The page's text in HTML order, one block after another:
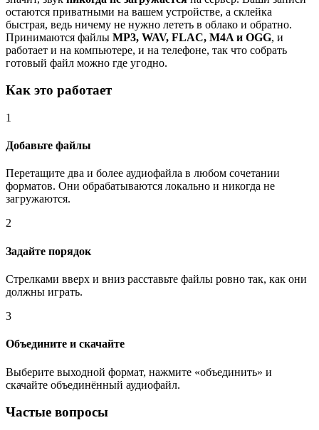
остаются приватными на вашем устройстве, а склейка
быстрая, ведь ничему не нужно лететь в облако и обратно.
Принимаются файлы MP3, WAV, FLAC, M4A и OGG, и
работает и на компьютере, и на телефоне, так что собрать
готовый файл можно где угодно.
Как это работает
1
Добавьте файлы
Перетащите два и более аудиофайла в любом сочетании
форматов. Они обрабатываются локально и никогда не
загружаются.
2
Задайте порядок
Стрелками вверх и вниз расставьте файлы ровно так, как они
должны играть.
3
Объедините и скачайте
Выберите выходной формат, нажмите «объединить» и
скачайте объединённый аудиофайл.
Частые вопросы